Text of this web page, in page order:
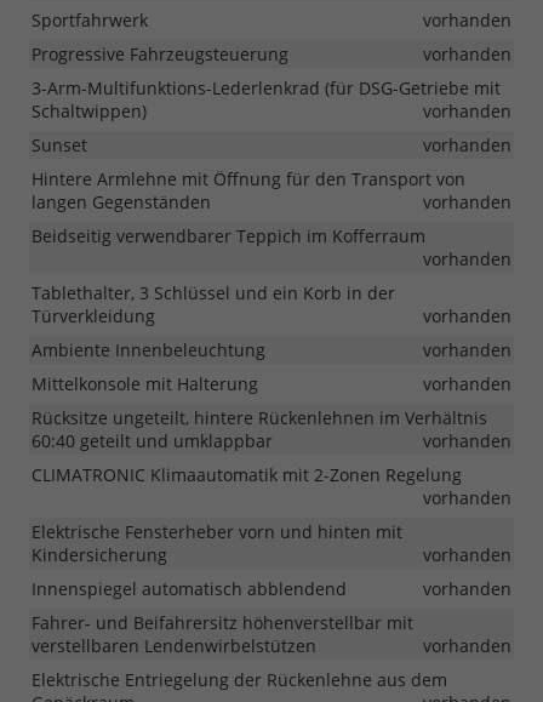
Sportfahrwerk
vorhanden
Progressive Fahrzeugsteuerung
vorhanden
3-Arm-Multifunktions-Lederlenkrad (für DSG-Getriebe mit
Schaltwippen)
vorhanden
Sunset
vorhanden
Hintere Armlehne mit Öffnung für den Transport von
langen Gegenständen
vorhanden
Beidseitig verwendbarer Teppich im Kofferraum
vorhanden
Tablethalter, 3 Schlüssel und ein Korb in der
Türverkleidung
vorhanden
Ambiente Innenbeleuchtung
vorhanden
Mittelkonsole mit Halterung
vorhanden
Rücksitze ungeteilt, hintere Rückenlehnen im Verhältnis
60:40 geteilt und umklappbar
vorhanden
CLIMATRONIC Klimaautomatik mit 2-Zonen Regelung
vorhanden
Elektrische Fensterheber vorn und hinten mit
Kindersicherung
vorhanden
Innenspiegel automatisch abblendend
vorhanden
Fahrer- und Beifahrersitz höhenverstellbar mit
verstellbaren Lendenwirbelstützen
vorhanden
Elektrische Entriegelung der Rückenlehne aus dem